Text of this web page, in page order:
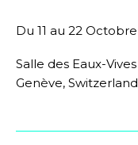
Du 11 au 22 Octobre
Salle des Eaux-Vives
Genève, Switzerland